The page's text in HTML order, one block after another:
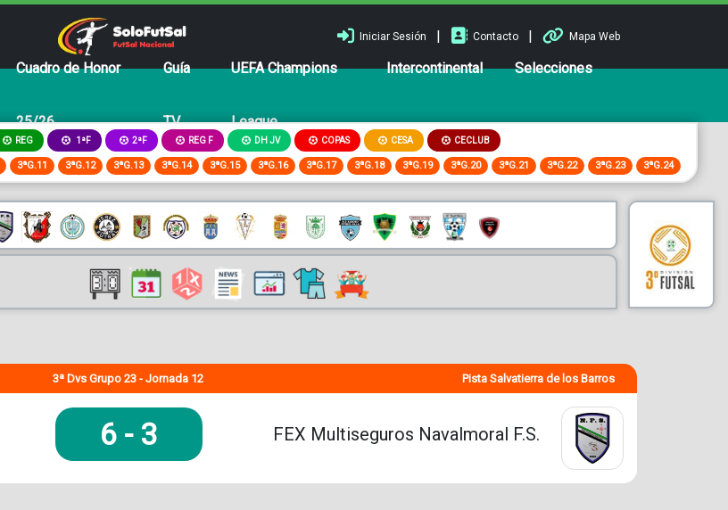
Iniciar Sesión | Contacto | Mapa Web
Cuadro de Honor
25/26
Guía
TV
UEFA Champions
League
Intercontinental Selecciones
REG 1ªF 2ªF REG F DH JV COPAS CESA CECLUB
3ªG.11 3ªG.12 3ªG.13 3ªG.14 3ªG.15 3ªG.16 3ªG.17 3ªG.18 3ªG.19 3ªG.20 3ªG.21 3ªG.22 3ªG.23 3ªG.24
3ª Dvs Grupo 23 - Jornada 12 Pista Salvatierra de los Barros
6 - 3 FEX Multiseguros Navalmoral F.S.